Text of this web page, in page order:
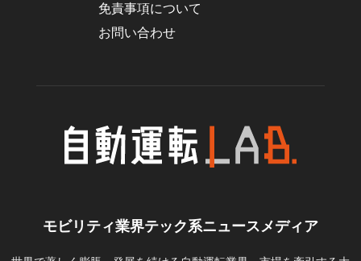
免責事項について
お問い合わせ
モビリティ業界テック系ニュースメディア